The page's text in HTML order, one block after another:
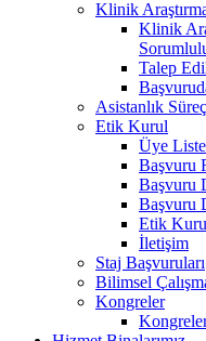
Klinik
Klinik
Talep
Asistanlık
Etik Kurul
Üye
Başvuru
Başvuru
Başvuru
Etik
İletişim
Staj Başvuruları
Bilimsel
Kongreler